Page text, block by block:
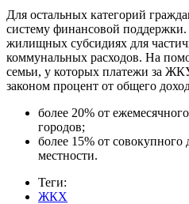
Для остальных категорий
систему финансовой
жилищных субсидиях для
коммунальных расходов. На
семьи, у которых платежи за
законом процент от общего
более 20% от
городов;
более 15% от совокупного
местности.
Теги:
ЖКХ